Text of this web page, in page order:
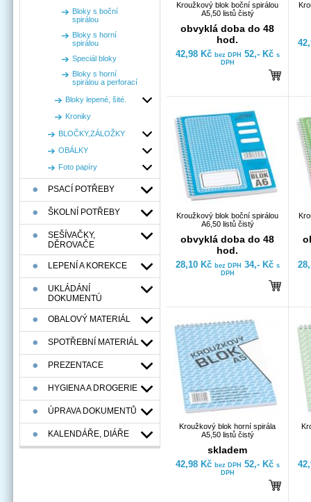
Bloky s boční
spirálou
Bloky s horní
spirálou
Speciál bloky
Bloky s horní
spirálou a perforací
Bloky lepené, šité.
Kroniky
BLOČKY,ZÁLOŽKY
OBÁLKY
Foto papíry
PSACÍ POTŘEBY
ŠKOLNÍ POTŘEBY
SEŠÍVAČKY,
DĚROVAČE
LEPENÍ A KOREKCE
UKLÁDÁNÍ
DOKUMENTÚ
OBALOVÝ MATERIÁL
SPOTŘEBNÍ MATERIÁL
PREZENTACE
HYGIENA A DROGERIE
ÚPRAVA DOKUMENTŮ
KALENDÁŘE, DIÁŘE
Kroužkový blok boční spirálou
A5,50 listů čistý
obvyklá doba do 48
hod.
42,98 Kč bez DPH 52,- Kč s
DPH
Kroužkový blok boční spirálou
A6,50 listů čistý
obvyklá doba do 48
hod.
28,10 Kč bez DPH 34,- Kč s
DPH
Kroužkový blok horní spirála
A5,50 listů čistý
skladem
42,98 Kč bez DPH 52,- Kč s
DPH